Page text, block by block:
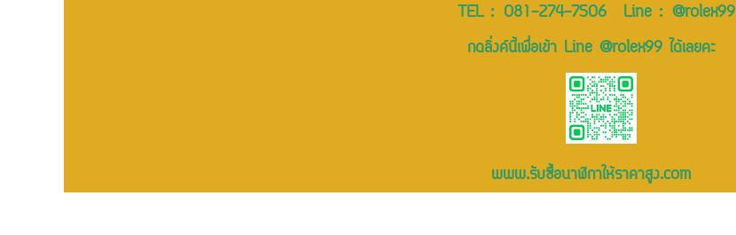
TEL : 081-274-7506Line : @rolex99
กดลิ่งค์นี้เพื่อเข้า Line @rolex99 ได้เลยคะ
www.รับซื้อนาฬิกาให้ราคาสูง.com